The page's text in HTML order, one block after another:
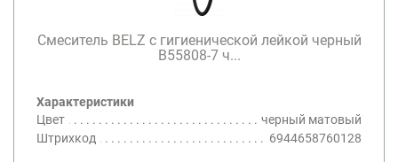
Смеситель BELZ с гигиенической лейкой черный
B55808-7 ч...
Характеристики
Цвет
черный матовый
Штрихкод
6944658760128